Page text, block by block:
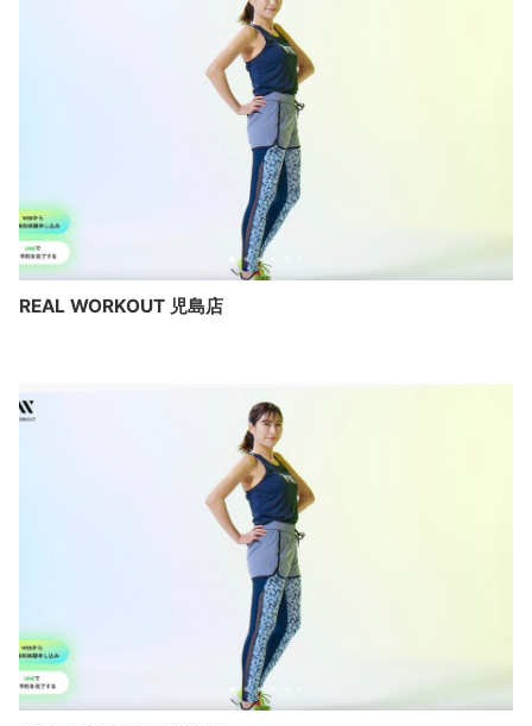
REAL WORKOUT 児島店